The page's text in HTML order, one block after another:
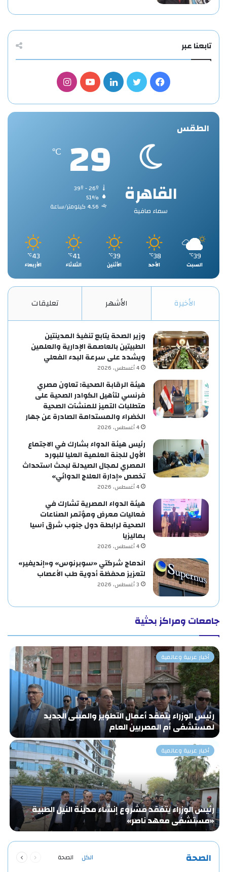
تابعنا عبر
فيسبوك
تويتر لينكدإنيوتيوبانستقرام
الطقس
القاهرة
سماء صافية
29
℃
51%
4.56 كيلومتر/ساعة
39
℃
السبت
38
℃
الأحد
39
℃
الأثنين
41
℃
الثلاثاء
43
℃
الأربعاء
الأخيرة الأشهر تعليقات
وزير الصحة يتابع تنفيذ المدينتين
الطبيتين بالعاصمة الإدارية والعلمين
ويشدد على سرعة البدء الفعلي
4 أغسطس، 2026
هيئة الرقابة الصحية: تعاون مصري
فرنسي لتأهيل الكوادر الصحية على
متطلبات التميز للمنشآت الصحية
الخضراء والمستدامة الصادرة عن جهار
4 أغسطس، 2026
رئيس هيئة الدواء بشارك في الاجتماع
الأول للجنة العلمية العليا للبورد
المصري لمجال الصيدلة لبحث استحداث
تخصص «إدارة العلاج الدوائي»
4 أغسطس، 2026
هيئة الدواء المصرية تشارك في
فعاليات معرض ومؤتمر الصناعات
الصحية لرابطة دول جنوب شرق آسيا
بماليزيا
4 أغسطس، 2026
اندماج شركتي «سوبرنوس» و«إنديفير»
لتعزيز محفظة أدوية طب الأعصاب
3 أغسطس، 2026
جامعات ومراكز بحثية
أخبار عربية وعالمية
رئيس الوزراء يتفقد أعمال التطوير والمبنى الجديد
لمستشفى أم المصريين العام
أخبار عربية وعالمية
رئيس الوزراء يتفقد مشروع إنشاء مدينة النيل الطبية
«مستشفى معهد ناصر»
الصحة الكل الصحة الصفحةالصفحة